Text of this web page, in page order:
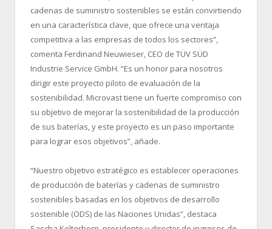
cadenas de suministro sostenibles se están convirtiendo
en una característica clave, que ofrece una ventaja
competitiva a las empresas de todos los sectores”,
comenta Ferdinand Neuwieser, CEO de TÜV SÜD
Industrie Service GmbH. “Es un honor para nosotros
dirigir este proyecto piloto de evaluación de la
sostenibilidad. Microvast tiene un fuerte compromiso con
su objetivo de mejorar la sostenibilidad de la producción
de sus baterías, y este proyecto es un paso importante
para lograr esos objetivos”, añade.
“Nuestro objetivo estratégico es establecer operaciones
de producción de baterías y cadenas de suministro
sostenibles basadas en los objetivos de desarrollo
sostenible (ODS) de las Naciones Unidas”, destaca